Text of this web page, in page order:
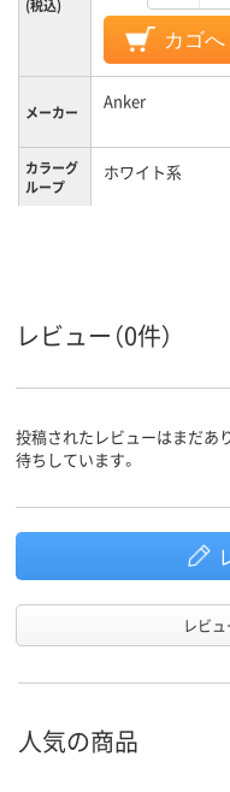
(税込)
カゴへ
メーカー Anker
カラーグ
ループ
ホワイト系
後)
レビュー（0件）
投稿されたレビューはまだあ
待ちしています。
レビ
人気の商品